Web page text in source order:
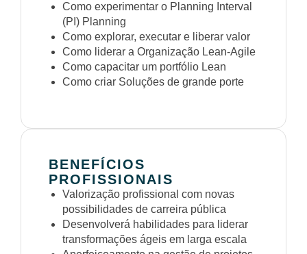
Como experimentar o Planning Interval
(PI) Planning
Como explorar, executar e liberar valor
Como liderar a Organização Lean-Agile
Como capacitar um portfólio Lean
Como criar Soluções de grande porte
BENEFÍCIOS
PROFISSIONAIS
Valorização profissional com novas
possibilidades de carreira pública
Desenvolverá habilidades para liderar
transformações ágeis em larga escala